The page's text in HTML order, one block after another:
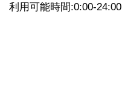
利用可能時間:0:00-24:00